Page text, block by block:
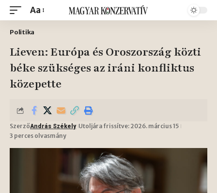
Aa
Politika
Lieven: Európa és Oroszország közti
béke szükséges az iráni konfliktus
közepette
SzerzőAndrás Székely Utoljára frissítve: 2026. március 15
3 perces olvasmány